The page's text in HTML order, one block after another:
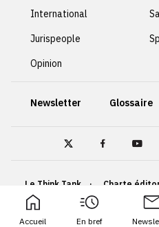
Accueil En bref
International
Jurispeople
Opinion
Newsletter Glossaire
Le Think Tank Charte
Politique de
Accessibilité : non